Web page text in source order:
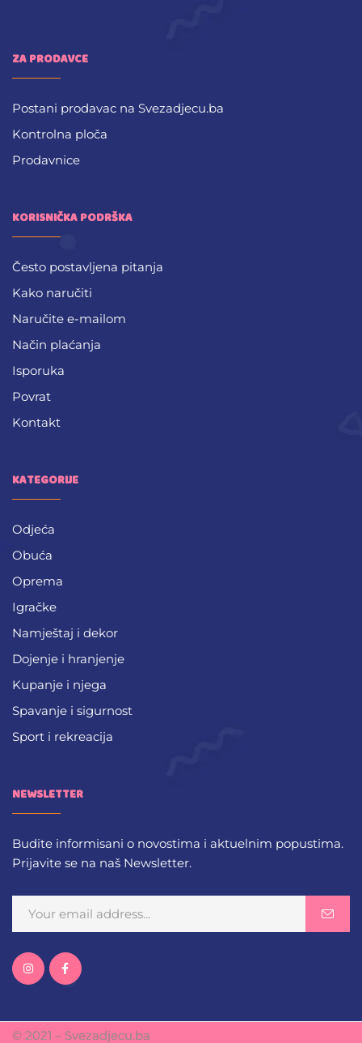
ZA PRODAVCE
Postani prodavac na Svezadjecu.ba
Kontrolna ploča
Prodavnice
KORISNIČKA PODRŠKA
Često postavljena pitanja
Kako naručiti
Naručite e-mailom
Način plaćanja
Isporuka
Povrat
Kontakt
KATEGORIJE
Odjeća
Obuća
Oprema
Igračke
Namještaj i dekor
Dojenje i hranjenje
Kupanje i njega
Spavanje i sigurnost
Sport i rekreacija
NEWSLETTER
Budite informisani o novostima i aktuelnim popustima.
Prijavite se na naš Newsletter.
© 2021 – Svezadjecu.ba